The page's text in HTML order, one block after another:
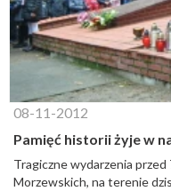
08-11-2012
Pamięć historii żyje w
Tragiczne wydarzenia przed
Morzewskich, na terenie